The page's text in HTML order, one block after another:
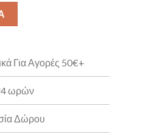
Κ14 [35e0132] quantity
Για Αγορές 50€+
ωρών
Δώρου